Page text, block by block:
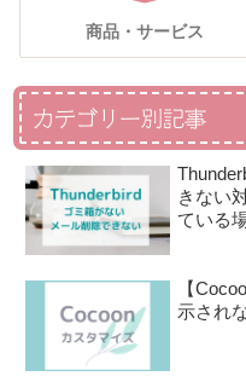
商品・サービス
カテゴリー別記事
きない
ている
【
示され